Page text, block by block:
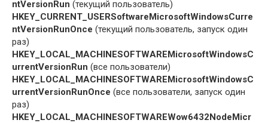
ntVersionRun (текущий пользователь)
HKEY_CURRENT_USERSoftwareMicrosoftWindowsCurre
ntVersionRunOnce (текущий пользователь, запуск один
раз)
HKEY_LOCAL_MACHINESOFTWAREMicrosoftWindowsC
urrentVersionRun (все пользователи)
HKEY_LOCAL_MACHINESOFTWAREMicrosoftWindowsC
urrentVersionRunOnce (все пользователи, запуск один
раз)
HKEY_LOCAL_MACHINESOFTWAREWow6432NodeMicr